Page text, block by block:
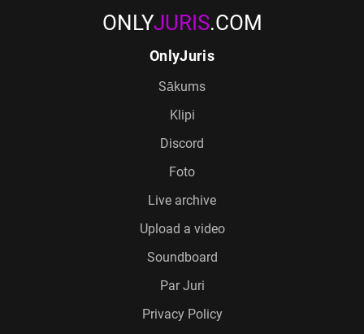
ONLYJURIS.COM
OnlyJuris
Sākums
Klipi
Discord
Foto
Live archive
Upload a video
Soundboard
Par Juri
Privacy Policy